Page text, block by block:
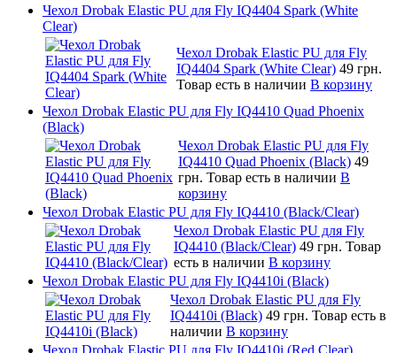
Чехол Drobak Elastic PU для Fly IQ4404 Spark (White
Clear)
Чехол Drobak Elastic PU для Fly
IQ4404 Spark (White Clear) 49 грн.
Товар есть в наличии В корзину
Чехол Drobak Elastic PU для Fly IQ4410 Quad Phoenix
(Black)
Чехол Drobak Elastic PU для Fly
IQ4410 Quad Phoenix (Black) 49
грн. Товар есть в наличии В
корзину
Чехол Drobak Elastic PU для Fly IQ4410 (Black/Clear)
Чехол Drobak Elastic PU для Fly
IQ4410 (Black/Clear) 49 грн. Товар
есть в наличии В корзину
Чехол Drobak Elastic PU для Fly IQ4410i (Black)
Чехол Drobak Elastic PU для Fly
IQ4410i (Black) 49 грн. Товар есть в
наличии В корзину
Чехол Drobak Elastic PU для Fly IQ4410i (Red Clear)